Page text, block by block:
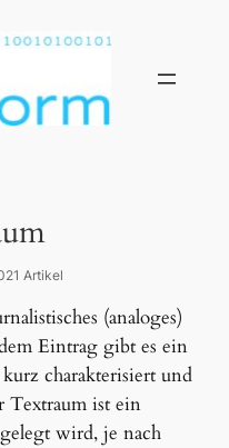
Artikel
(analoges)
Eintrag gibt es ein
charakterisiert und
Textraum ist ein
wird, je nach